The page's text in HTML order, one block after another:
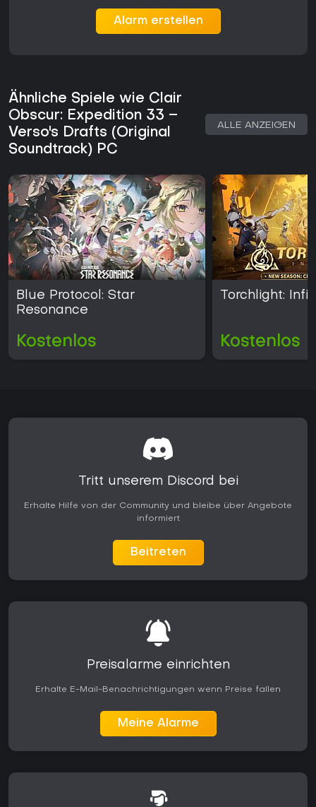
Alarm erstellen
Ähnliche Spiele wie Clair
Obscur: Expedition 33 –
Verso's Drafts (Original
Soundtrack) PC
ALLE ANZEIGEN
Blue Protocol: Star
Resonance
Kostenlos
Torchlight:
Kostenlos
Tritt unserem Discord bei
Erhalte Hilfe von der Community und bleibe über Angebote
informiert
Beitreten
Preisalarme einrichten
Erhalte E-Mail-Benachrichtigungen wenn Preise fallen
Meine Alarme